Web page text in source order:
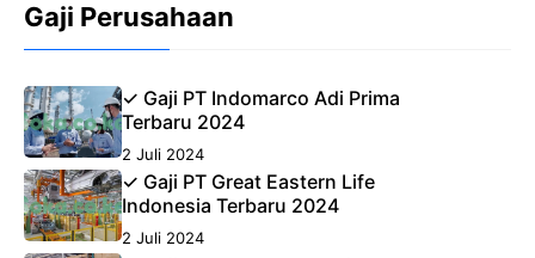
Gaji Perusahaan
✓ Gaji PT Indomarco Adi Prima
Terbaru 2024
2 Juli 2024
✓ Gaji PT Great Eastern Life
Indonesia Terbaru 2024
2 Juli 2024